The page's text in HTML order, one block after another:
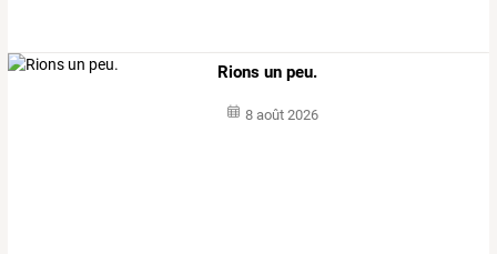
Rions un peu.
8 août 2026